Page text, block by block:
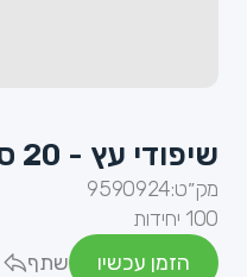
שיפודי עץ - 20 ס"מ
מק״ט:9590924
100 יחידות
הזמן עכשיו
שתף